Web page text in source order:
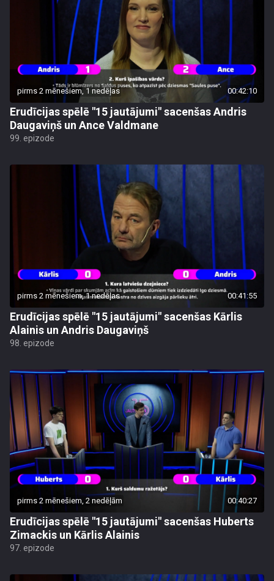
pirms 2 mēnešiem, 1 nedēļas 00:42:10
Erudīcijas spēlē "15 jautājumi" sacenšas Andris
Daugaviņš un Ance Valdmane
99. epizode
pirms 2 mēnešiem, 1 nedēļas 00:41:55
Erudīcijas spēlē "15 jautājumi" sacenšas Kārlis
Alainis un Andris Daugaviņš
98. epizode
pirms 2 mēnešiem, 2 nedēļām 00:40:27
Erudīcijas spēlē "15 jautājumi" sacenšas Huberts
Zimackis un Kārlis Alainis
97. epizode